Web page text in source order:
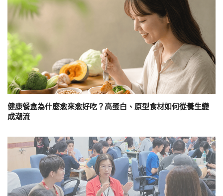
健康餐盒為什麼愈來愈好吃？高蛋白、原型食材如何從養生變
成潮流